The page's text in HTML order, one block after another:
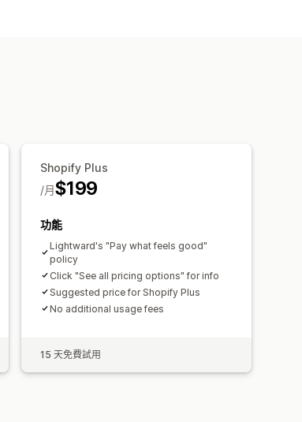
Shopify Plus
$199
/月
功能
Lightward's "Pay what feels good"
policy
Click "See all pricing options" for info
Suggested price for Shopify Plus
No additional usage fees
15 天免費試用